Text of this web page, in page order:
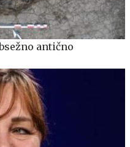
antično